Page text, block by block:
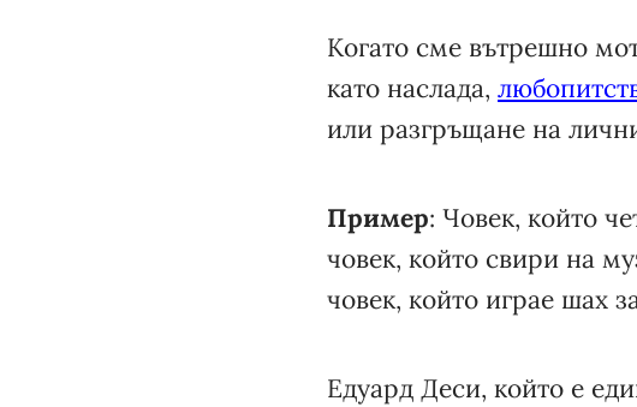
Когато сме вътрешно
като наслада,
или разгръщане на
Пример: Човек, който
човек, който свири на
човек, който играе шах
Едуард Деси, който е